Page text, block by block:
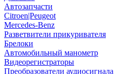
Автозапчасти
Citroen|Peugeot
Mercedes-Benz
Разветвители прикуривателя
Брелоки
Автомобильный манометр
Видеорегистраторы
Преобразователи аудиосигнала